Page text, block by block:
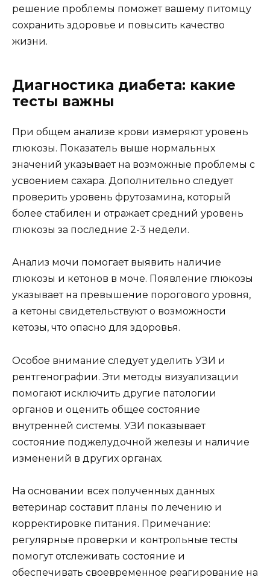
решение проблемы поможет вашему питомцу
сохранить здоровье и повысить качество
жизни.
Диагностика диабета: какие
тесты важны
При общем анализе крови измеряют уровень
глюкозы. Показатель выше нормальных
значений указывает на возможные проблемы с
усвоением сахара. Дополнительно следует
проверить уровень фрутозамина, который
более стабилен и отражает средний уровень
глюкозы за последние 2-3 недели.
Анализ мочи помогает выявить наличие
глюкозы и кетонов в моче. Появление глюкозы
указывает на превышение порогового уровня,
а кетоны свидетельствуют о возможности
кетозы, что опасно для здоровья.
Особое внимание следует уделить УЗИ и
рентгенографии. Эти методы визуализации
помогают исключить другие патологии
органов и оценить общее состояние
внутренней системы. УЗИ показывает
состояние поджелудочной железы и наличие
изменений в других органах.
На основании всех полученных данных
ветеринар составит планы по лечению и
корректировке питания. Примечание:
регулярные проверки и контрольные тесты
помогут отслеживать состояние и
обеспечивать своевременное реагирование на